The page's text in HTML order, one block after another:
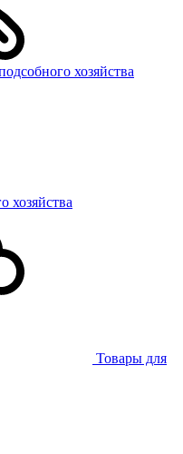
хозяйства
хозяйства
Товары для